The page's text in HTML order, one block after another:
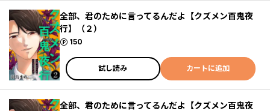
全部、君のために言ってるんだよ【クズメン百鬼夜
行】（２）
150
ポイント
試し読み カートに追加
全部、君のために言ってるんだよ【クズメン百鬼夜